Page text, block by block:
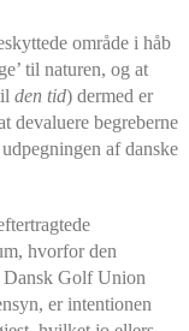
område i håb
til naturen, og at
den tid) dermed er
devaluere begreberne
af danske
hvorfor den
Golf Union
er intentionen